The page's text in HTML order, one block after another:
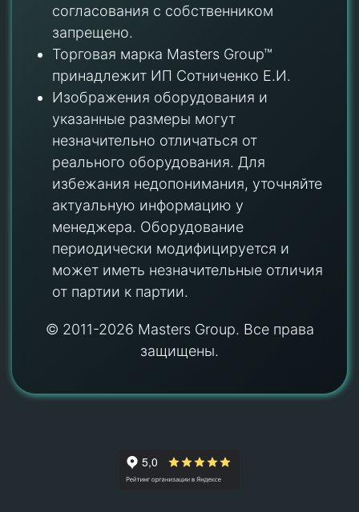
согласования с собственником
запрещено.
Торговая марка Masters Group™
принадлежит ИП Сотниченко Е.И.
Изображения оборудования и
указанные размеры могут
незначительно отличаться от
реального оборудования. Для
избежания недопонимания, уточняйте
актуальную информацию у
менеджера. Оборудование
периодически модифицируется и
может иметь незначительные отличия
от партии к партии.
© 2011-2026 Masters Group. Все права
защищены.